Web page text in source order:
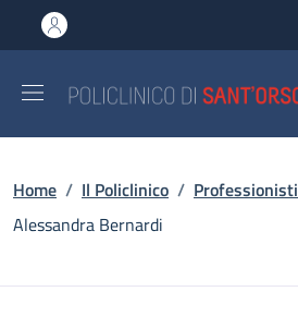
al contenuto principale
to footer content
Briciole di pane
Home / Il Policlinico / Professionisti
Alessandra Bernardi